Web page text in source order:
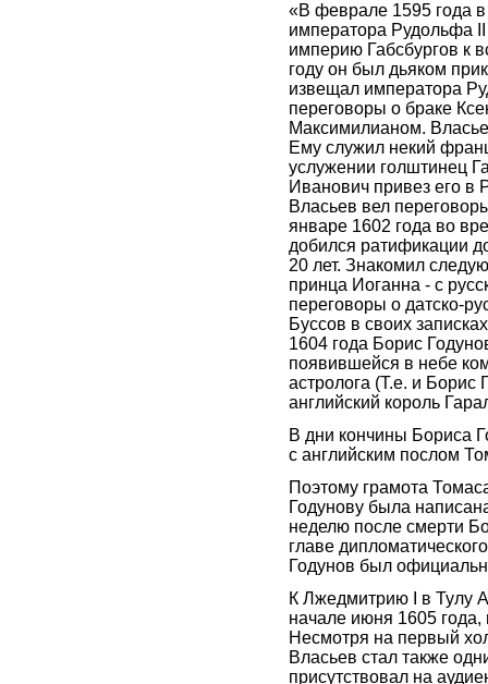
«В феврале 1595 года
императора Рудольфа
империю Габсбургов к
году он был дьяком
извещал императора
переговоры о браке
Максимилианом.
Ему служил некий
услужении голштинец
Иванович привез его в
Власьев вел
январе 1602 года во
добился ратификации
20 лет. Знакомил
принца Иоганна - с
переговоры о датско-
Буссов в своих
1604 года Борис
появившейся в небе
астролога (Т.е. и Борис
английский король
В дни кончины Бориса
с английским послом
Поэтому грамота
Годунову была
неделю после смерти
главе
Годунов был
К Лжедмитрию I в Тулу
начале июня 1605
Несмотря на первый
Власьев стал также
присутствовал на